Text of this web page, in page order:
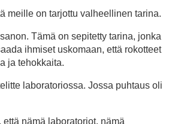
meille on tarjottu valheellinen tarina.
Tämä on sepitetty tarina, jonka
ihmiset uskomaan, että rokotteet
ja tehokkaita.
laboratoriossa. Jossa puhtaus oli
että nämä laboratoriot, nämä